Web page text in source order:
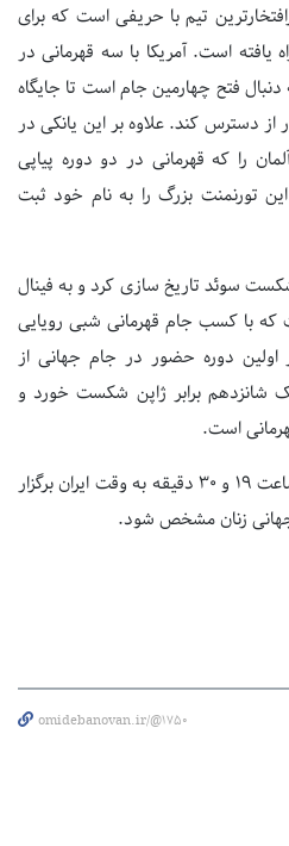
تیم با حریفی است که برای
یافته است. آمریکا با سه قهرمانی در
فتح چهارمین جام است تا جایگاه
از دسترس کند. علاوه بر این یانکی در
را که قهرمانی در دو دوره پیاپی
تورنمنت بزرگ را به نام خود ثبت
سوئد تاریخ سازی کرد و به فینال
که با کسب جام قهرمانی شبی رویایی
اولین دوره حضور در جام جهانی از
برابر ژاپن شکست خورد و
است.
دیدار فینال امشب (یکشنبه) از ساعت ۱۹ و ۳۰ دقیقه به وقت ایران برگزار
زنان مشخص شود.
omidebanovan.ir/@1750